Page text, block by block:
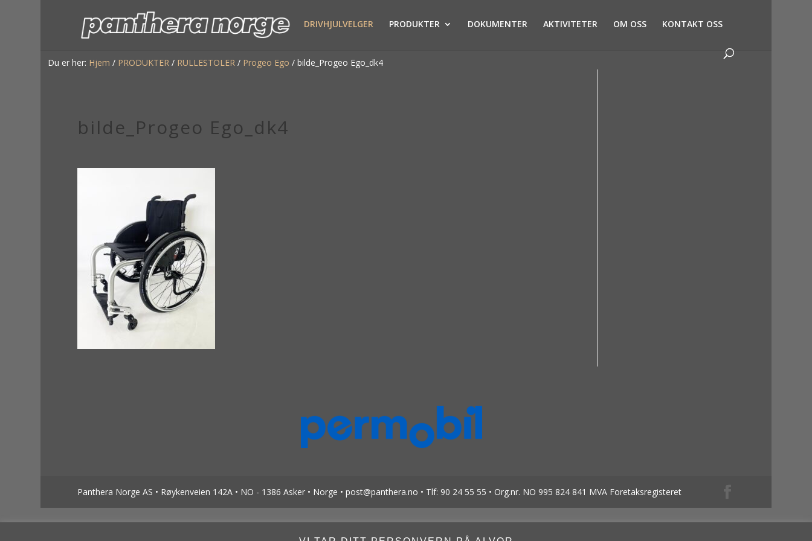
DRIVHJULVELGER PRODUKTER DOKUMENTER AKTIVITETER OM OSS KONTAKT OSS
Du er her: Hjem / PRODUKTER / RULLESTOLER / Progeo Ego /bilde_Progeo Ego_dk4
bilde_Progeo Ego_dk4
Panthera Norge AS • Røykenveien 142A • NO - 1386 Asker • Norge • post@panthera.no • Tlf: 90 24 55 55 • Org.nr. NO 995 824 841 MVA Foretaksregisteret